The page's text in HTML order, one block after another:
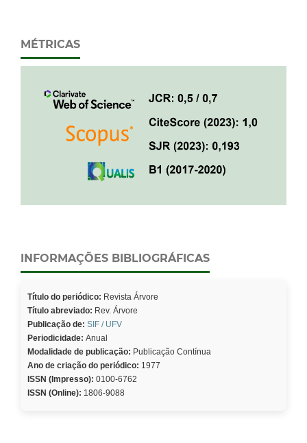
MÉTRICAS
INFORMAÇÕES BIBLIOGRÁFICAS
Título do periódico: Revista Árvore
Título abreviado: Rev. Árvore
Publicação de: SIF / UFV
Periodicidade: Anual
Modalidade de publicação: Publicação Contínua
Ano de criação do periódico: 1977
ISSN (Impresso): 0100-6762
ISSN (Online): 1806-9088